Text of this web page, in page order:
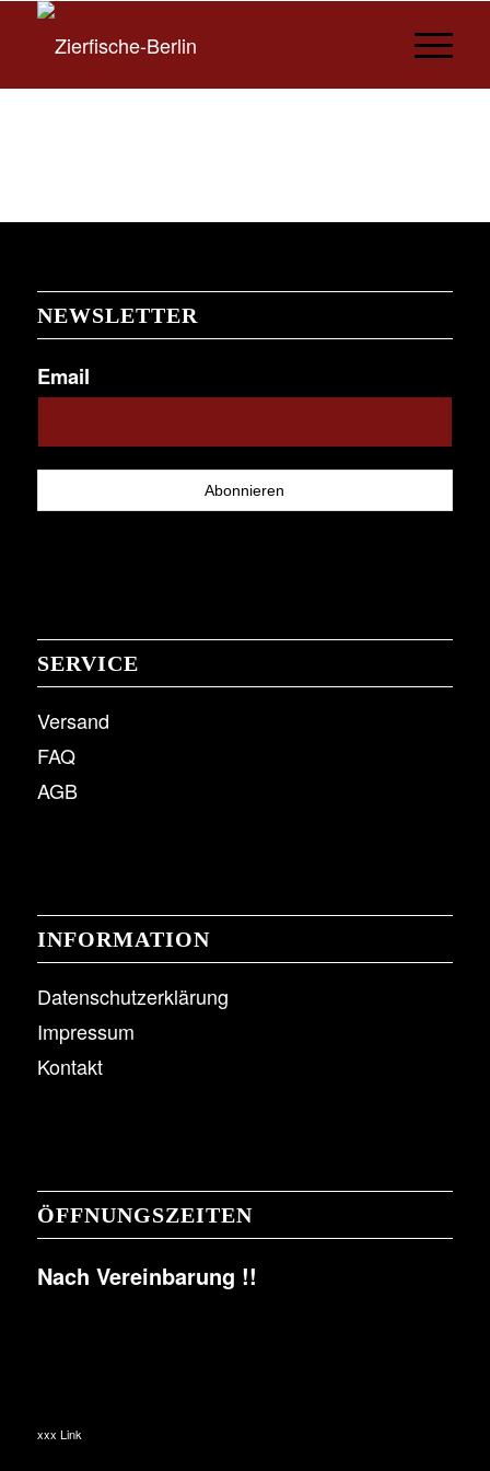
NEWSLETTER
Email
SERVICE
Versand
FAQ
AGB
INFORMATION
Datenschutzerklärung
Impressum
Kontakt
ÖFFNUNGSZEITEN
Nach Vereinbarung !!
xxx Link